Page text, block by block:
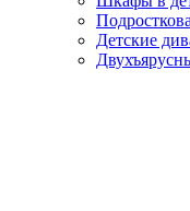
Детские